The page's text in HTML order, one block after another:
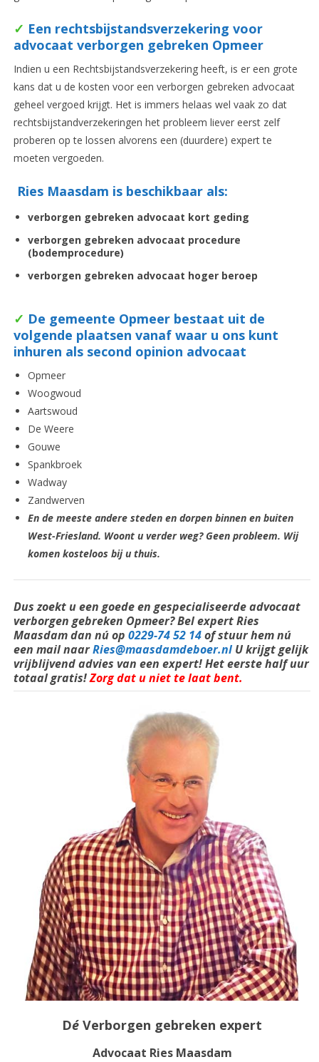
✓ Een rechtsbijstandsverzekering voor
advocaat verborgen gebreken Opmeer
Indien u een Rechtsbijstandsverzekering heeft, is er een grote
kans dat u de kosten voor een verborgen gebreken advocaat
geheel vergoed krijgt. Het is immers helaas wel vaak zo dat
rechtsbijstandverzekeringen het probleem liever eerst zelf
proberen op te lossen alvorens een (duurdere) expert te
moeten vergoeden.
Ries Maasdam is beschikbaar als:
verborgen gebreken advocaat kort geding
verborgen gebreken advocaat procedure
(bodemprocedure)
verborgen gebreken advocaat hoger beroep
✓ De gemeente Opmeer bestaat uit de
volgende plaatsen vanaf waar u ons kunt
inhuren als second opinion advocaat
Opmeer
Woogwoud
Aartswoud
De Weere
Gouwe
Spankbroek
Wadway
Zandwerven
En de meeste andere steden en dorpen binnen en buiten
West-Friesland. Woont u verder weg? Geen probleem. Wij
komen kosteloos bij u thuis.
Dus zoekt u een goede en gespecialiseerdeadvocaat
verborgen gebreken Opmeer? Bel expert Ries
Maasdam dan nú op 0229-74 52 14of stuur hem nú
een mail naarRies@maasdamdeboer.nlU krijgt gelijk
vrijblijvend advies van een expert! Het eerste half uur
totaal gratis!Zorg dat u niet te laat bent.
Dé Verborgen gebreken expert
Advocaat Ries Maasdam